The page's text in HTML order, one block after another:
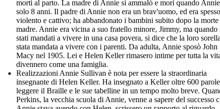
morti al parto. La madre di Annie si ammalò e morì quando
solo 8 anni. Il padre di Annie non era un brav'uomo, ed era spesso
violento e cattivo; ha abbandonato i bambini subito dopo la
madre. Annie era vicina a suo fratello minore, Jimmy, ma quando
stati mandati a vivere in una casa povera, si dice che la loro
stata mandata a vivere con i parenti. Da adulta, Annie sposò John
Macy nel 1905. Lei e Helen Keller rimasero intime per tutta la
divennero come una famiglia.
Realizzazioni Annie Sullivan è nota per essere la straordinaria
insegnante di Helen Keller. Ha insegnato a Keller oltre 600
leggere il Braille e le sue tabelline in un tempo molto breve.
Perkins, la vecchia scuola di Annie, venne a sapere del successo